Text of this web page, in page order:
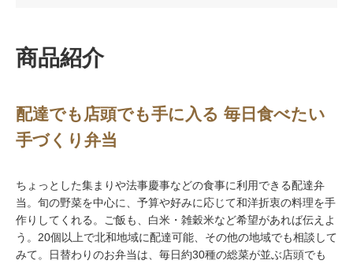
商品紹介
配達でも店頭でも手に入る 毎日食べたい
手づくり弁当
ちょっとした集まりや法事慶事などの食事に利用できる配達弁
当。旬の野菜を中心に、予算や好みに応じて和洋折衷の料理を手
作りしてくれる。ご飯も、白米・雑穀米など希望があれば伝えよ
う。20個以上で北和地域に配達可能、その他の地域でも相談して
みて。日替わりのお弁当は、毎日約30種の総菜が並ぶ店頭でも